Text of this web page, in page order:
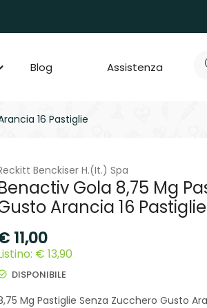
Blog Assistenza
16 Pastiglie
Benckiser H.(It.) Spa
Gola 8,75 Mg
Arancia 16 Pastiglie
11,00
€ 13,90
DISPONIBILE
Mg Pastiglie Senza Zucchero Gusto